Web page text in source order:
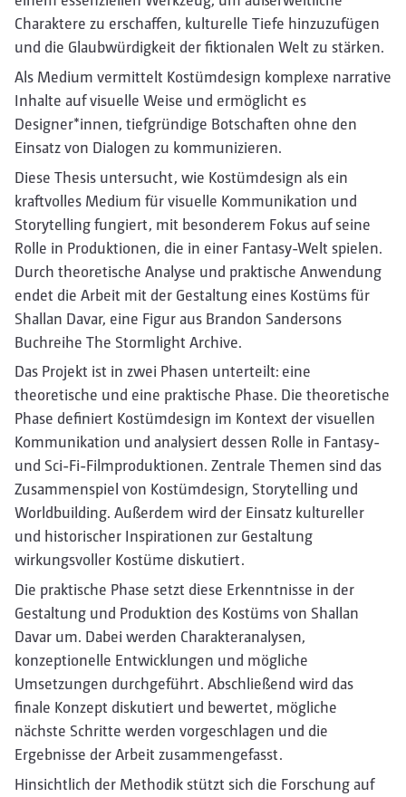
Charaktere zu erschaffen, kulturelle Tiefe hinzuzufügen
und die Glaubwürdigkeit der fiktionalen Welt zu stärken.
Als Medium vermittelt Kostümdesign komplexe narrative
Inhalte auf visuelle Weise und ermöglicht es
Designer*innen, tiefgründige Botschaften ohne den
Einsatz von Dialogen zu kommunizieren.
Diese Thesis untersucht, wie Kostümdesign als ein
kraftvolles Medium für visuelle Kommunikation und
Storytelling fungiert, mit besonderem Fokus auf seine
Rolle in Produktionen, die in einer Fantasy-Welt spielen.
Durch theoretische Analyse und praktische Anwendung
endet die Arbeit mit der Gestaltung eines Kostüms für
Shallan Davar, eine Figur aus Brandon Sandersons
Buchreihe The Stormlight Archive.
Das Projekt ist in zwei Phasen unterteilt: eine
theoretische und eine praktische Phase. Die theoretische
Phase definiert Kostümdesign im Kontext der visuellen
Kommunikation und analysiert dessen Rolle in Fantasy-
und Sci-Fi-Filmproduktionen. Zentrale Themen sind das
Zusammenspiel von Kostümdesign, Storytelling und
Worldbuilding. Außerdem wird der Einsatz kultureller
und historischer Inspirationen zur Gestaltung
wirkungsvoller Kostüme diskutiert.
Die praktische Phase setzt diese Erkenntnisse in der
Gestaltung und Produktion des Kostüms von Shallan
Davar um. Dabei werden Charakteranalysen,
konzeptionelle Entwicklungen und mögliche
Umsetzungen durchgeführt. Abschließend wird das
finale Konzept diskutiert und bewertet, mögliche
nächste Schritte werden vorgeschlagen und die
Ergebnisse der Arbeit zusammengefasst.
Hinsichtlich der Methodik stützt sich die Forschung auf